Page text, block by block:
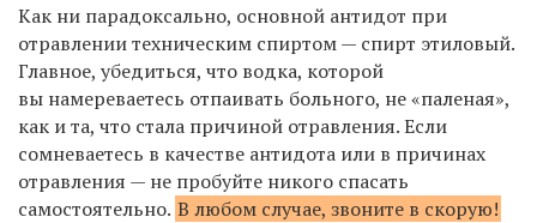
Как ни парадоксально, основной антидот при
отравлении техническим спиртом — спирт этиловый.
Главное, убедиться, что водка, которой
вы намереваетесь отпаивать больного, не «паленая»,
как и та, что стала причиной отравления. Если
сомневаетесь в качестве антидота или в причинах
отравления — не пробуйте никого спасать
самостоятельно. В любом случае, звоните в скорую!